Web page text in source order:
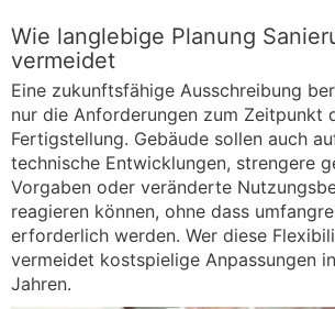
Wie langlebige Planung
vermeidet
Eine zukunftsfähige Ausschreibung
nur die Anforderungen zum Zeitpunkt
Fertigstellung. Gebäude sollen auch
technische Entwicklungen, strengere
Vorgaben oder veränderte
reagieren können, ohne dass
erforderlich werden. Wer diese
vermeidet kostspielige Anpassungen
Jahren.